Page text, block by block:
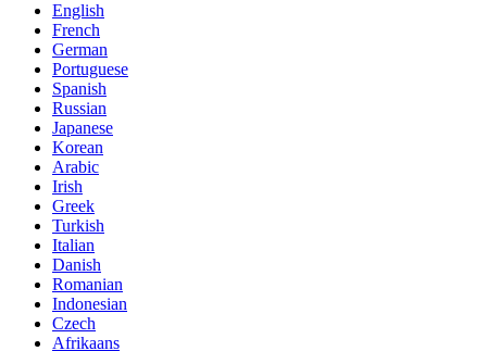
English
French
German
Portuguese
Spanish
Russian
Japanese
Korean
Arabic
Irish
Greek
Turkish
Italian
Danish
Romanian
Indonesian
Czech
Afrikaans